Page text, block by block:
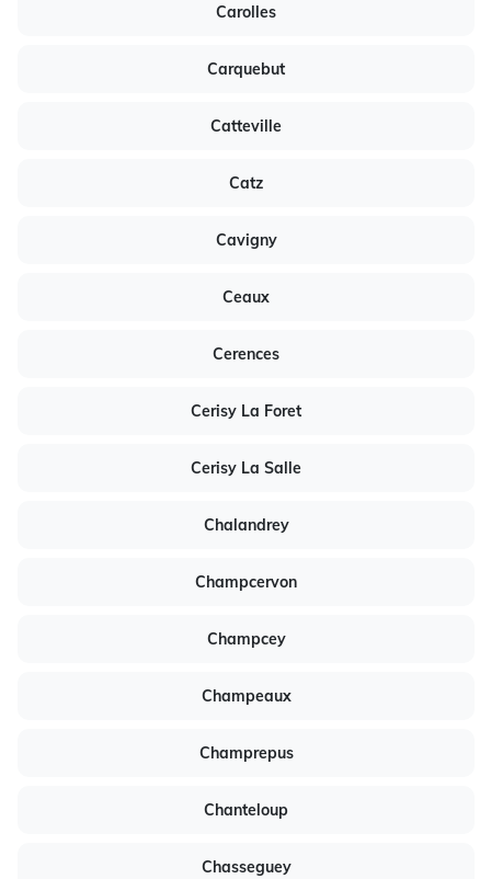
Carolles
Carquebut
Catteville
Catz
Cavigny
Ceaux
Cerences
Cerisy La Foret
Cerisy La Salle
Chalandrey
Champcervon
Champcey
Champeaux
Champrepus
Chanteloup
Chasseguey